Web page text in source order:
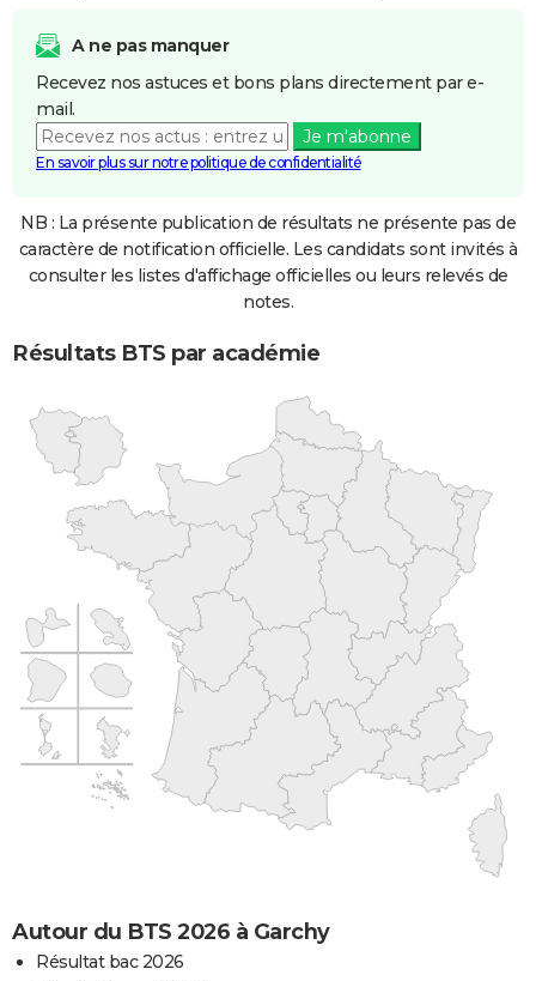
A ne pas manquer
Recevez nos astuces et bons plans directement par e-
mail.
Je m'abonne
En savoir plus sur notre politique de confidentialité
NB : La présente publication de résultats ne présente pas de
caractère de notification officielle. Les candidats sont invités à
consulter les listes d'affichage officielles ou leurs relevés de
notes.
Résultats BTS par académie
Autour du BTS 2026 à Garchy
Résultat bac 2026